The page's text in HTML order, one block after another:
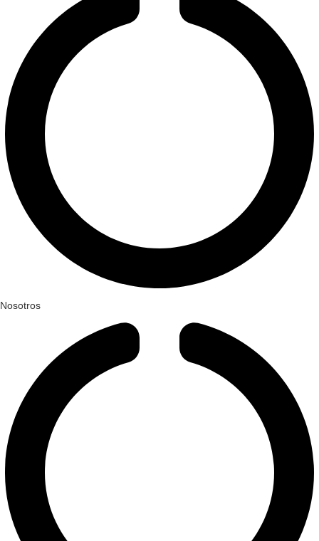
Nosotros